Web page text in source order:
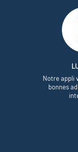
Notre appli
bonnes